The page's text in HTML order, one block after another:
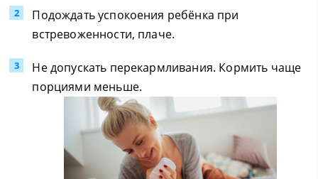
Подождать успокоения ребёнка при
встревоженности, плаче.
Не допускать перекармливания. Кормить чаще
порциями меньше.